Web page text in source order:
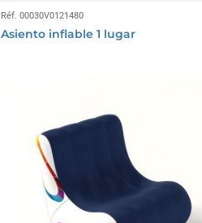
Réf. 00030V0121480
Asiento inflable 1 lugar